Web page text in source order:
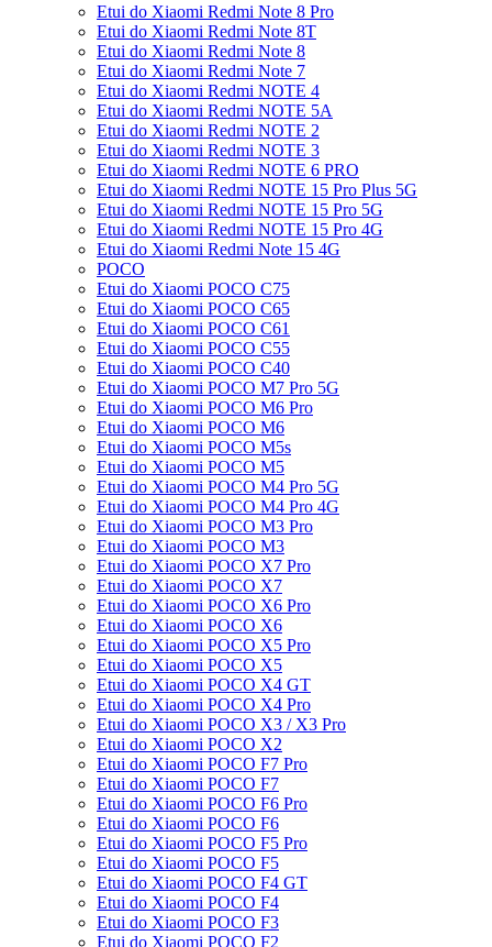
Etui do Xiaomi Redmi Note 8 Pro
Etui do Xiaomi Redmi Note 8T
Etui do Xiaomi Redmi Note 8
Etui do Xiaomi Redmi Note 7
Etui do Xiaomi Redmi NOTE 4
Etui do Xiaomi Redmi NOTE 5A
Etui do Xiaomi Redmi NOTE 2
Etui do Xiaomi Redmi NOTE 3
Etui do Xiaomi Redmi NOTE 6 PRO
Etui do Xiaomi Redmi NOTE 15 Pro Plus 5G
Etui do Xiaomi Redmi NOTE 15 Pro 5G
Etui do Xiaomi Redmi NOTE 15 Pro 4G
Etui do Xiaomi Redmi Note 15 4G
POCO
Etui do Xiaomi POCO C75
Etui do Xiaomi POCO C65
Etui do Xiaomi POCO C61
Etui do Xiaomi POCO C55
Etui do Xiaomi POCO C40
Etui do Xiaomi POCO M7 Pro 5G
Etui do Xiaomi POCO M6 Pro
Etui do Xiaomi POCO M6
Etui do Xiaomi POCO M5s
Etui do Xiaomi POCO M5
Etui do Xiaomi POCO M4 Pro 5G
Etui do Xiaomi POCO M4 Pro 4G
Etui do Xiaomi POCO M3 Pro
Etui do Xiaomi POCO M3
Etui do Xiaomi POCO X7 Pro
Etui do Xiaomi POCO X7
Etui do Xiaomi POCO X6 Pro
Etui do Xiaomi POCO X6
Etui do Xiaomi POCO X5 Pro
Etui do Xiaomi POCO X5
Etui do Xiaomi POCO X4 GT
Etui do Xiaomi POCO X4 Pro
Etui do Xiaomi POCO X3 / X3 Pro
Etui do Xiaomi POCO X2
Etui do Xiaomi POCO F7 Pro
Etui do Xiaomi POCO F7
Etui do Xiaomi POCO F6 Pro
Etui do Xiaomi POCO F6
Etui do Xiaomi POCO F5 Pro
Etui do Xiaomi POCO F5
Etui do Xiaomi POCO F4 GT
Etui do Xiaomi POCO F4
Etui do Xiaomi POCO F3
Etui do Xiaomi POCO F2